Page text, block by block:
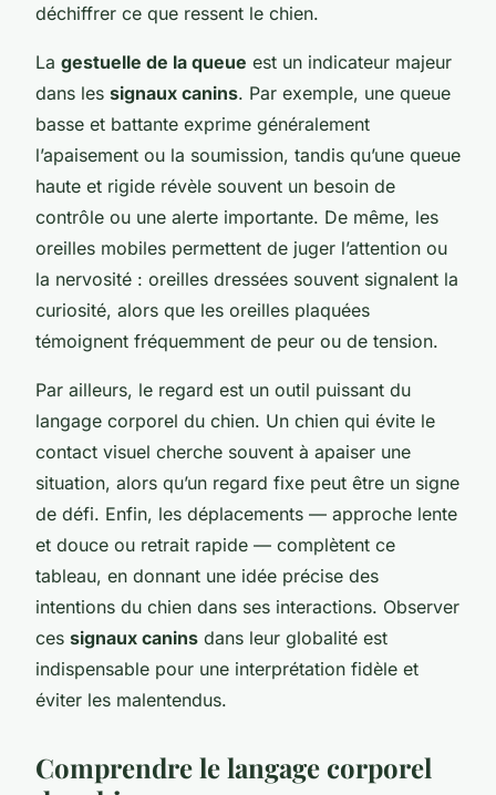
déchiffrer ce que ressent le chien.
La gestuelle de la queue est un indicateur majeur
dans les signaux canins. Par exemple, une queue
basse et battante exprime généralement
l’apaisement ou la soumission, tandis qu’une queue
haute et rigide révèle souvent un besoin de
contrôle ou une alerte importante. De même, les
oreilles mobiles permettent de juger l’attention ou
la nervosité : oreilles dressées souvent signalent la
curiosité, alors que les oreilles plaquées
témoignent fréquemment de peur ou de tension.
Par ailleurs, le regard est un outil puissant du
langage corporel du chien. Un chien qui évite le
contact visuel cherche souvent à apaiser une
situation, alors qu’un regard fixe peut être un signe
de défi. Enfin, les déplacements — approche lente
et douce ou retrait rapide — complètent ce
tableau, en donnant une idée précise des
intentions du chien dans ses interactions. Observer
ces signaux canins dans leur globalité est
indispensable pour une interprétation fidèle et
éviter les malentendus.
Comprendre le langage corporel